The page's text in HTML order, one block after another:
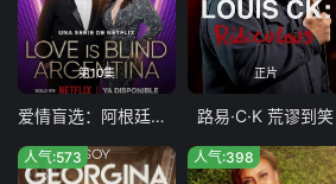
第10集
爱情盲选：阿根廷篇第二季
正片
路易·C·K 荒谬到笑
人气:573 人气:398